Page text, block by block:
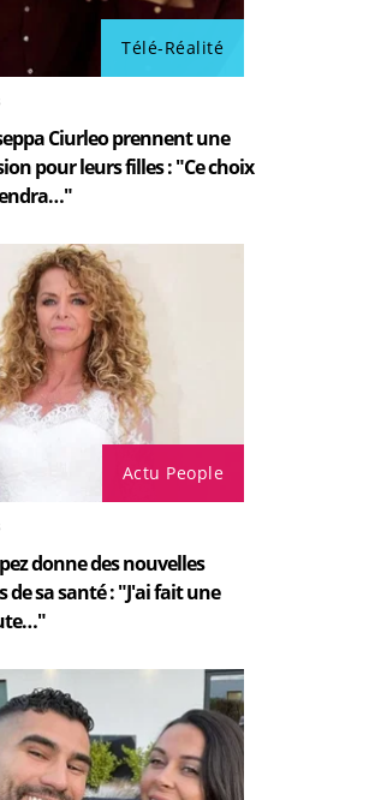
Télé-Réalité
Ciurleo prennent une
pour leurs filles : "Ce choix
Actu People
donne des nouvelles
sa santé : "J'ai fait une